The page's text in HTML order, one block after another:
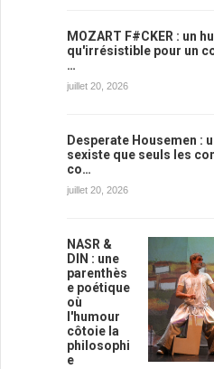
MOZART F#CKER : un
qu'irrésistible pour un
…
juillet 20, 2026
Desperate Housemen :
sexiste que seuls les
co…
juillet 20, 2026
NASR &
DIN : une
parenthès
e poétique
où
l'humour
côtoie la
philosophi
e